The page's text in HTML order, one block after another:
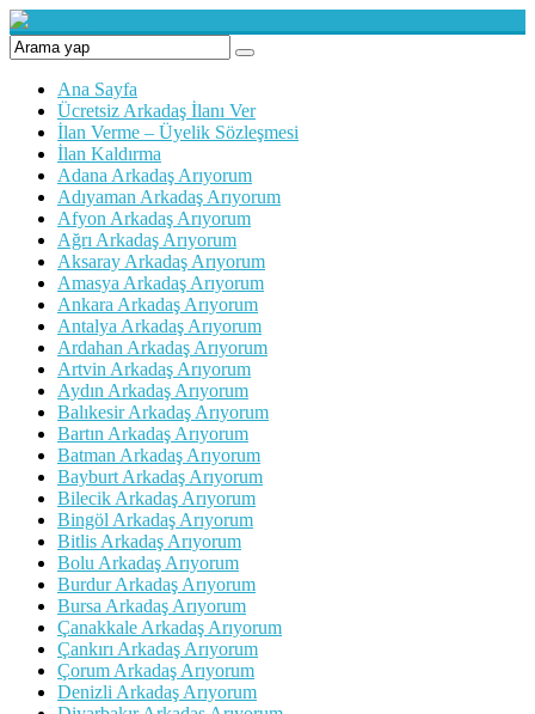
Ana Sayfa
Ücretsiz Arkadaş İlanı Ver
İlan Verme – Üyelik Sözleşmesi
İlan Kaldırma
Adana Arkadaş Arıyorum
Adıyaman Arkadaş Arıyorum
Afyon Arkadaş Arıyorum
Ağrı Arkadaş Arıyorum
Aksaray Arkadaş Arıyorum
Amasya Arkadaş Arıyorum
Ankara Arkadaş Arıyorum
Antalya Arkadaş Arıyorum
Ardahan Arkadaş Arıyorum
Artvin Arkadaş Arıyorum
Aydın Arkadaş Arıyorum
Balıkesir Arkadaş Arıyorum
Bartın Arkadaş Arıyorum
Batman Arkadaş Arıyorum
Bayburt Arkadaş Arıyorum
Bilecik Arkadaş Arıyorum
Bingöl Arkadaş Arıyorum
Bitlis Arkadaş Arıyorum
Bolu Arkadaş Arıyorum
Burdur Arkadaş Arıyorum
Bursa Arkadaş Arıyorum
Çanakkale Arkadaş Arıyorum
Çankırı Arkadaş Arıyorum
Çorum Arkadaş Arıyorum
Denizli Arkadaş Arıyorum